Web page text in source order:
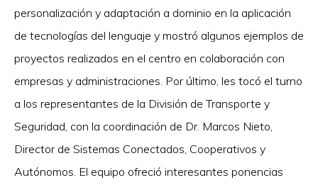
personalización y adaptación a dominio en la aplicación
de tecnologías del lenguaje y mostró algunos ejemplos de
proyectos realizados en el centro en colaboración con
empresas y administraciones. Por último, les tocó el turno
a los representantes de la División de Transporte y
Seguridad, con la coordinación de Dr. Marcos Nieto,
Director de Sistemas Conectados, Cooperativos y
Autónomos. El equipo ofreció interesantes ponencias